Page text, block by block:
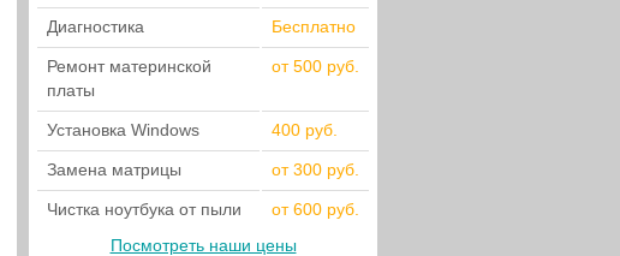
Диагностика Бесплатно
Ремонт материнской
платы
от 500 руб.
Установка Windows 400 руб.
Замена матрицы от 300 руб.
Чистка ноутбука от пыли
от 600 руб.
Посмотреть наши цены